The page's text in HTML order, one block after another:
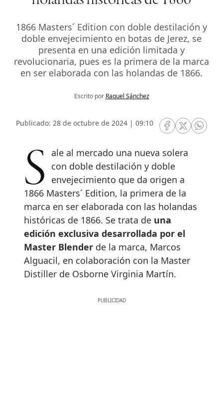
1866 Masters´ Edition con doble destilación y
doble envejecimiento en botas de Jerez, se
presenta en una edición limitada y
revolucionaria, pues es la primera de la marca
en ser elaborada con las holandas de 1866.
Escrito por Raquel Sánchez
Publicado: 28 de octubre de 2024 | 09:10
RRSS Facebook
RRSSRRSS
Sale al mercado una nueva solera
con doble destilación y doble
envejecimiento que da origen a
1866 Masters´ Edition, la primera de la
marca en ser elaborada con las holandas
históricas de 1866. Se trata de una
edición exclusiva desarrollada por el
Master Blender de la marca, Marcos
Alguacil, en colaboración con la Master
Distiller de Osborne Virginia Martín.